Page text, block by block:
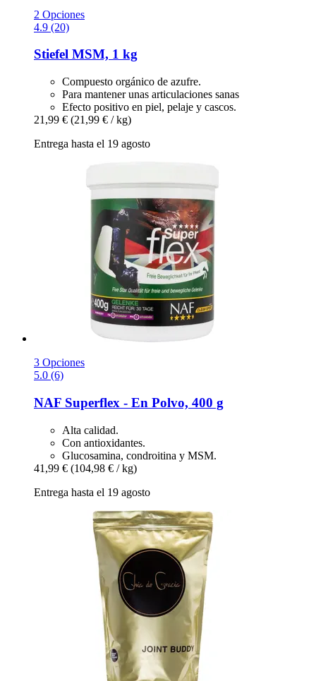
2 Opciones
4.9 (20)
Stiefel MSM, 1 kg
Compuesto orgánico de azufre.
Para mantener unas articulaciones sanas
Efecto positivo en piel, pelaje y cascos.
21,99 € (21,99 € / kg)
Entrega hasta el 19 agosto
3 Opciones
5.0 (6)
NAF Superflex -​ En Polvo, 400 g
Alta calidad.
Con antioxidantes.
Glucosamina, condroitina y MSM.
41,99 € (104,98 € / kg)
Entrega hasta el 19 agosto